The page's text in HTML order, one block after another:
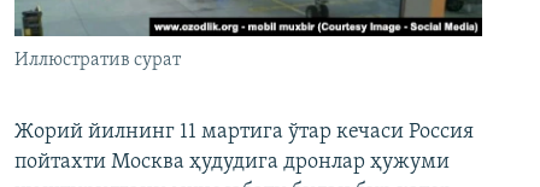
Иллюстратив сурат
Жорий йилнинг 11 мартига ўтар кечаси Россия
пойтахти Москва ҳудудига дронлар ҳужуми